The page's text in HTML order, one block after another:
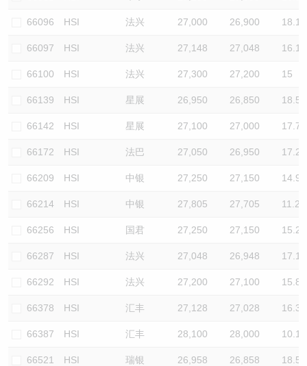
66096 HSI 法兴 27,000 26,900 18.1
66097 HSI 法兴 27,148 27,048 16.1
66100 HSI 法兴 27,300 27,200 15
66139 HSI 星展 26,950 26,850 18.5
66142 HSI 星展 27,100 27,000 17.7
66172 HSI 法巴 27,050 26,950 17.2
66209 HSI 中银 27,250 27,150 14.9
66214 HSI 中银 27,805 27,705 11.2
66256 HSI 国君 27,250 27,150 15.2
66287 HSI 法兴 27,048 26,948 17.1
66292 HSI 法兴 27,200 27,100 15.8
66378 HSI 汇丰 27,128 27,028 16.3
66387 HSI 汇丰 28,100 28,000 10.1
66521 HSI 瑞银 26,958 26,858 18.5